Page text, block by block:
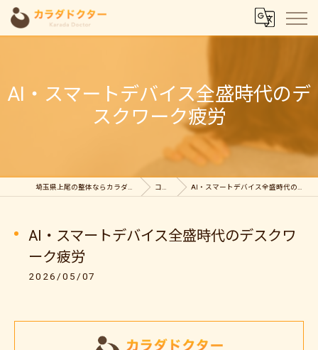
AI・スマートデバイス全盛時代のデ
スクワーク疲労
コラム AI・スマートデバイス全盛時代のデスクワーク疲労
AI・スマートデバイス全盛時代のデスクワ
ーク疲労
2026/05/07